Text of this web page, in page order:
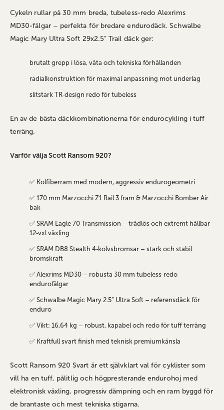
Cykeln rullar på 30 mm breda, tubeless‑redo Alexrims
MD30‑fälgar – perfekta för bredare endurodäck. Schwalbe
Magic Mary Ultra Soft 29x2.5” Trail däck ger:
brutalt grepp i lösa, våta och tekniska förhållanden
radialkonstruktion för maximal anpassning mot underlag
slitstark TR‑design redo för tubeless
En av de bästa däckkombinationerna för endurocykling i tuff
terräng.
Varför välja Scott Ransom 920?
✅ Kolfiberram med modern, aggressiv endurogeometri
✅ 170 mm Marzocchi Z1 Rail 3 fram & Marzocchi Bomber Air
bak
✅ SRAM Eagle 70 Transmission – trådlös och extremt hållbar
12‑vxl växling
✅ SRAM DB8 Stealth 4‑kolvsbromsar – stark och stabil
bromskraft
✅ Alexrims MD30 – robusta 30 mm tubeless‑redo
endurofälgar
✅ Schwalbe Magic Mary 2.5” Ultra Soft – referensdäck för
enduro
✅ Vikt: 16,64 kg – robust, kapabel och redo för tuff terräng
✅ Kraftfull svart finish med teknisk premiumkänsla
Scott Ransom 920 Svart är ett självklart val för cyklister som
vill ha en tuff, pålitlig och högpresterande endurohoj med
elektronisk växling, progressiv dämpning och en ram byggd för
de brantaste och mest tekniska stigarna.